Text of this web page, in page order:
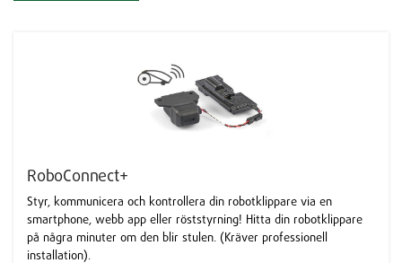
RoboConnect+
Styr, kommunicera och kontrollera din robotklippare via en
smartphone, webb app eller röststyrning! Hitta din robotklippare
på några minuter om den blir stulen. (Kräver professionell
installation).